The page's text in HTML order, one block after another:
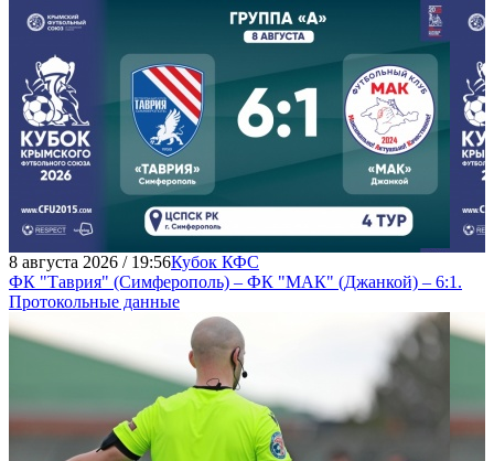
8 августа 2026 / 19:56Кубок КФС
ФК "Таврия" (Симферополь) – ФК "МАК" (Джанкой) – 6:1.
Протокольные данные